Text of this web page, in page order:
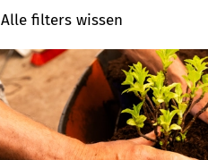
Alle filters wissen